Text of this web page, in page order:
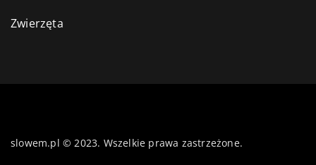
Zwierzęta
slowem.pl © 2023. Wszelkie prawa zastrzeżone.